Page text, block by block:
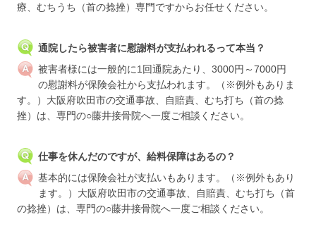
療、むちうち（首の捻挫）専門ですからお任せください。
通院したら被害者に慰謝料が支払われるって本当？
被害者様には一般的に1回通院あたり、3000円～7000円
の慰謝料が保険会社から支払われます。（※例外もありま
す。）大阪府吹田市の交通事故、自賠責、むち打ち（首の捻
挫）は、専門の○藤井接骨院へ一度ご相談ください。
仕事を休んだのですが、給料保障はあるの？
基本的には保険会社が支払いもあります。（※例外もあり
ます。）大阪府吹田市の交通事故、自賠責、むち打ち（首
の捻挫）は、専門の○藤井接骨院へ一度ご相談ください。